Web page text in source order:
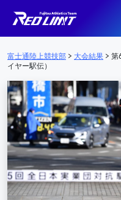
メインナビゲーシ
富士通陸上競技部 > 大会結果 > 第
イヤー駅伝）